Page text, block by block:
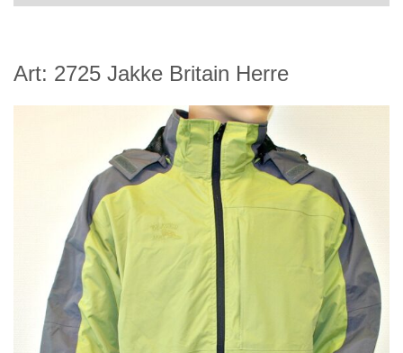
Art: 2725 Jakke Britain Herre